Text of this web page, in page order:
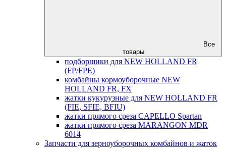
Все
товары
подборщики для NEW HOLLAND FR
(FP/FPE)
комбайны кормоуборочные NEW
HOLLAND FR, FX
жатки кукурузные для NEW HOLLAND FR
(FIE, SFIE, BFIU)
жатки прямого среза CAPELLO Spartan
жатки прямого среза MARANGON MDR
6014
Запчасти для зерноуборочных комбайнов и жаток